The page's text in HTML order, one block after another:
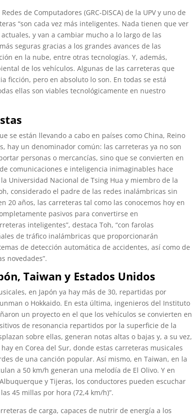
de Computadores (GRC-DISCA) de la UPV y uno de
“son cada vez más inteligentes. Nada tienen que ver
y van a cambiar mucho a lo largo de las
seguras gracias a los grandes avances de las
en la nube, entre otras tecnologías. Y, además,
de los vehículos. Algunas de las carreteras que
ficción, pero en absoluto lo son. En todas se está
ellas son viables tecnológicamente en nuestro
se están llevando a cabo en países como China, Reino
hay un denominador común: las carreteras ya no son
personas o mercancías, sino que se convierten en
comunicaciones e inteligencia inimaginables hace
Universidad Nacional de Tsing Hua y miembro de la
considerado el padre de las redes inalámbricas sin
20 años, las carreteras tal como las conocemos hoy en
pasivos para convertirse en
inteligentes”, destaca Toh, “con farolas
de tráfico inalámbricas que proporcionarán
de detección automática de accidentes, así como de
novedades”.
Taiwan y Estados Unidos
en Japón ya hay más de 30, repartidas por
o Hokkaido. En esta última, ingenieros del Instituto
un proyecto en el que los vehículos se convierten en
de resonancia repartidos por la superficie de la
sobre ellas, generan notas altas o bajas y, a su vez,
hay en Corea del Sur, donde estas carreteras musicales
de una canción popular. Así mismo, en Taiwan, en la
a 50 km/h generan una melodía de El Olivo. Y en
y Tijeras, los conductores pueden escuchar
45 millas por hora (72,4 km/h)”.
de carga, capaces de nutrir de energía a los